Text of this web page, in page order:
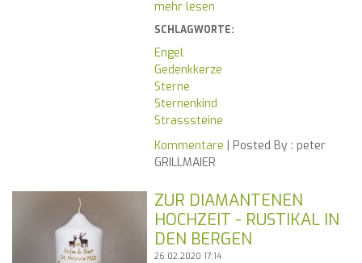
mehr lesen
SCHLAGWORTE:
Engel
Gedenkkerze
Sterne
Sternenkind
Strasssteine
Kommentare | Posted By : peter
GRILLMAIER
ZUR DIAMANTENEN
HOCHZEIT - RUSTIKAL IN
DEN BERGEN
26.02.2020 17:14